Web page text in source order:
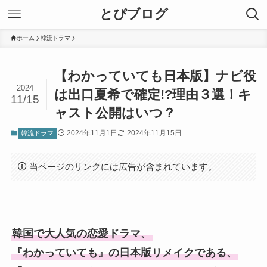
とぴブログ
ホーム 韓流ドラマ
【わかっていても日本版】ナビ役
は出口夏希で確定!?理由３選！キ
ャスト公開はいつ？
2024
11/15
韓流ドラマ 2024年11月1日 2024年11月15日
当ページのリンクには広告が含まれています。
韓国で大人気の恋愛ドラマ、
『わかっていても』の日本版リメイクである、